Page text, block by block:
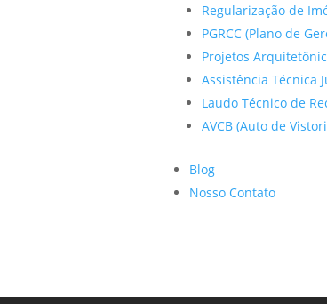
Regularização de
PGRCC (Plano de
Projetos
Assistência Técnica
Laudo Técnico de
AVCB (Auto de
Blog
Nosso Contato